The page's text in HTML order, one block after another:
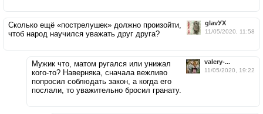
glavУХ
11/05/2020, 11:58
Сколько ещё «пострелушек» должно произойти,
чтоб народ научился уважать друг друга?
valery-...
11/05/2020, 19:22
Мужик что, матом ругался или унижал
кого-то? Наверняка, сначала вежливо
попросил соблюдать закон, а когда его
послали, то уважительно бросил гранату.